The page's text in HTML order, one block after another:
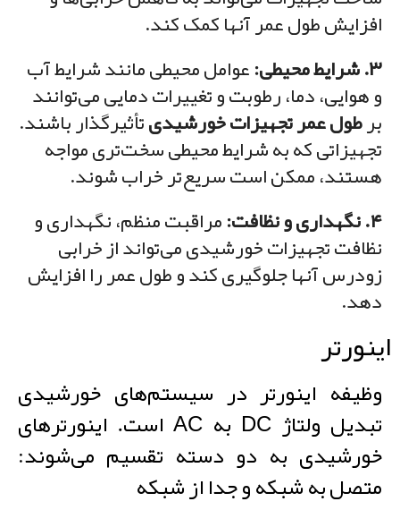
افزایش طول عمر آنها کمک کند.
۳. شرایط محیطی:
عوامل محیطی مانند شرایط آب
و هوایی، دما، رطوبت و تغییرات دمایی می‌توانند
برطول عمر تجهیزات خورشیدیتأثیرگذار باشند.
تجهیزاتی که به شرایط محیطی سخت‌تری مواجه
هستند، ممکن است سریع‌تر خراب شوند.
۴. نگهداری و نظافت:
مراقبت منظم، نگهداری و
نظافت تجهیزات خورشیدی می‌تواند از خرابی
زودرس آنها جلوگیری کند و طول عمر را افزایش
دهد.
اینورتر
وظیفه اینورتر در سیستم‌های خورشیدی
تبدیل ولتاژ DC به AC است. اینورترهای
خورشیدی به دو دسته تقسیم می‌شوند:
متصل به شبکه و جدا از شبکه